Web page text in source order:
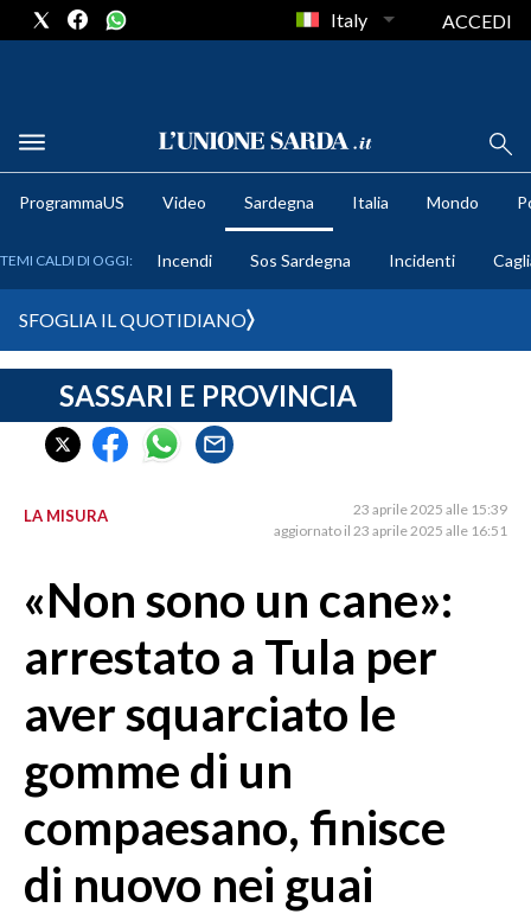
METEO
CRONACA SARDEGNA
CAGLIARI
SULCIS IGLESIENTE
SASSARI E PROVINCIA
GALLURA
OGLIASTRA
ITALIA
MONDO
Italy ACCEDI
ProgrammaUS Video Sardegna Italia Mondo
TEMI CALDI DI OGGI: Incendi Sos Sardegna Incidenti
SFOGLIA IL QUOTIDIANO
SASSARI E PROVINCIA
LA MISURA
23 aprile 2025 alle 15:39
aggiornato il 23 aprile 2025 alle 16:51
«Non sono un cane»:
arrestato a Tula per
aver squarciato le
gomme di un
compaesano, finisce
di nuovo nei guai